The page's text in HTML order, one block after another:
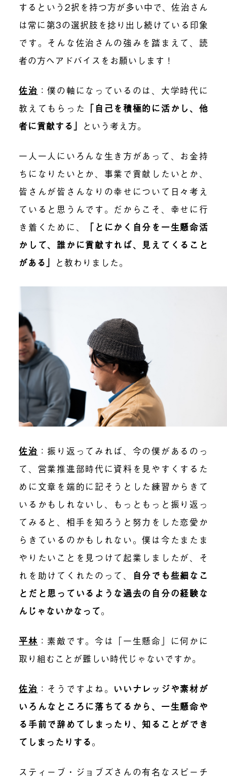
するという2択を持つ方が多い中で、佐治さん
は常に第3の選択肢を捻り出し続けている印象
です。そんな佐治さんの強みを踏まえて、読
者の方へアドバイスをお願いします！
佐治 ：僕の軸になっているのは、大学時代に
教えてもらった 「自己を積極的に活かし、他
者に貢献する」 という考え方。
一人一人にいろんな生き方があって、お金持
ちになりたいとか、事業で貢献したいとか、
皆さんが皆さんなりの幸せについて日々考え
ていると思うんです。だからこそ、幸せに行
き着くために、
「とにかく自分を一生懸命活
かして、誰かに貢献すれば、見えてくること
がある」 と教わりました。
佐治 ：振り返ってみれば、今の僕があるのっ
て、営業推進部時代に資料を見やすくするた
めに文章を端的に記そうとした練習からきて
いるかもしれないし、もっともっと振り返っ
てみると、相手を知ろうと努力をした恋愛か
らきているのかもしれない。僕は今たまたま
やりたいことを見つけて起業しましたが、そ
れを助けてくれたのって、
自分でも些細なこ
とだと思っているような過去の自分の経験な
んじゃないかなって。
平林 ：素敵です。今は「一生懸命」に何かに
取り組むことが難しい時代じゃないですか。
佐治 ：そうですよね。 いいナレッジや素材が
いろんなところに落ちてるから、一生懸命や
る手前で辞めてしまったり、知ることができ
てしまったりする。
スティーブ・ジョブズさんの有名なスピーチ